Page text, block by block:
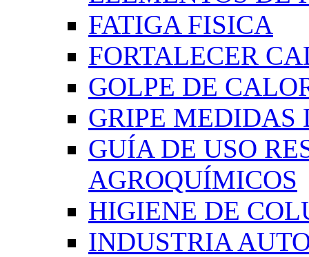
FATIGA FISICA
FORTALECER
GOLPE DE
GRIPE MEDIDAS
GUÍA DE USO
AGROQUÍMICOS
HIGIENE DE
INDUSTRIA